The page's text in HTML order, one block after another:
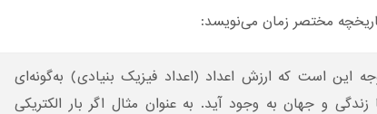
مختصر زمان می‌نویسد:
این است که ارزش اعداد (اعداد فیزیک بنیادی) به‌گونه‌ای
زندگی و جهان به وجود آید. به عنوان مثال اگر بار الکتریکی